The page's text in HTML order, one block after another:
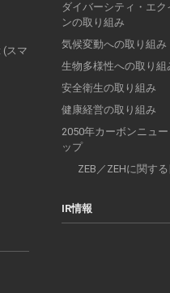
(スマ
ダイバーシティ・エ
ンの取り組み
気候変動への取り組み
生物多様性への取り組
安全衛生の取り組み
健康経営の取り組み
2050年カーボンニュ
ップ
ZEB／ZEHに関す
IR情報